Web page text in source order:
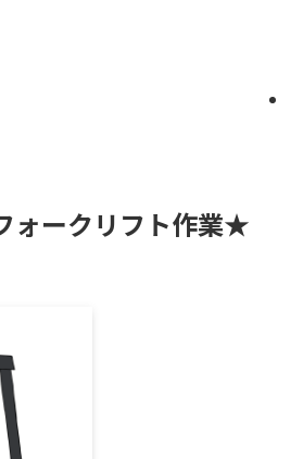
ォークリフト作業★